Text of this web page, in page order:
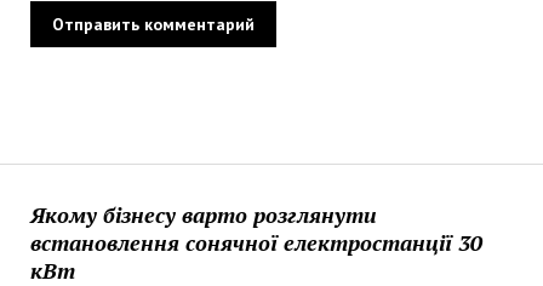
Якому бізнесу варто розглянути
встановлення сонячної електростанції 30
кВт